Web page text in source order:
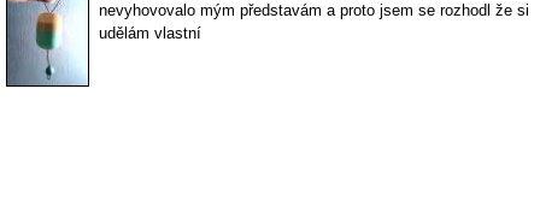
nevyhovovalo mým představám a proto jsem se rozhodl že si
udělám vlastní